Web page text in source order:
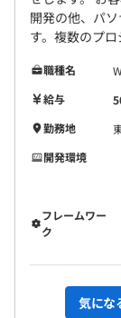
開発の他、パ
す。複数のプ
職種名
給与
勤務地
開発環境
フレームワー
ク
気にな